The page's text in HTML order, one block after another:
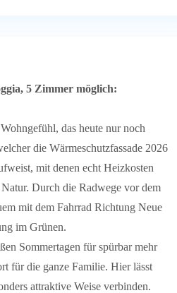
5 Zimmer möglich:
das heute nur noch
die Wärmeschutzfassade 2026
mit denen echt Heizkosten
Durch die Radwege vor dem
mit dem Fahrrad Richtung Neue
im Grünen.
Sommertagen für spürbar mehr
für die ganze Familie. Hier lässt
attraktive Weise verbinden.